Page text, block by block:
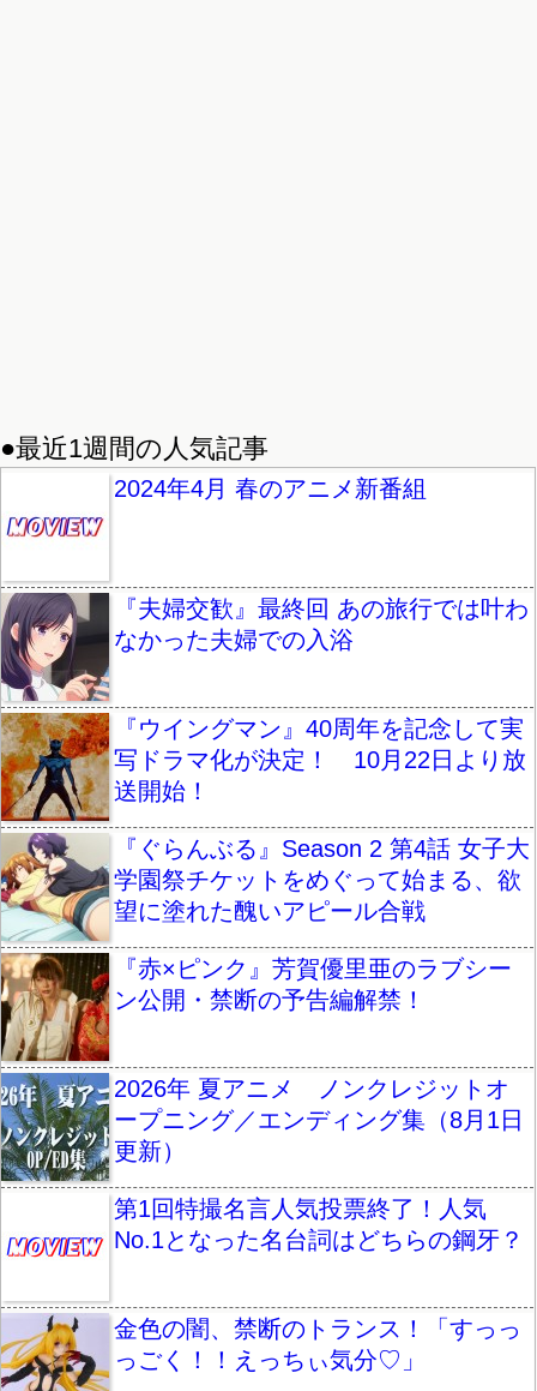
●最近1週間の人気記事
2024年4月 春のアニメ新番組
『夫婦交歓』最終回 あの旅行では叶わ
なかった夫婦での入浴
『ウイングマン』40周年を記念して実
写ドラマ化が決定！ 10月22日より放
送開始！
『ぐらんぶる』Season 2 第4話 女子大
学園祭チケットをめぐって始まる、欲
望に塗れた醜いアピール合戦
『赤×ピンク』芳賀優里亜のラブシー
ン公開・禁断の予告編解禁！
2026年 夏アニメ ノンクレジットオ
ープニング／エンディング集（8月1日
更新）
第1回特撮名言人気投票終了！人気
No.1となった名台詞はどちらの鋼牙？
金色の闇、禁断のトランス！「すっっ
っごく！！えっちぃ気分♡」